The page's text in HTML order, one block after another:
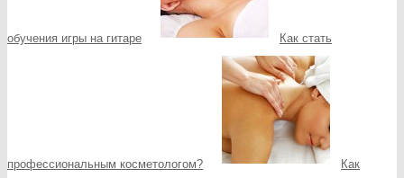
обучения игры на гитаре Как стать
профессиональным косметологом?
Как